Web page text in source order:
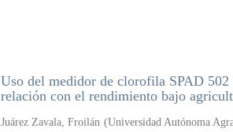
Uso del medidor de clorofila SPAD
relación con el rendimiento bajo
Juárez Zavala, Froilán (Universidad Autónoma